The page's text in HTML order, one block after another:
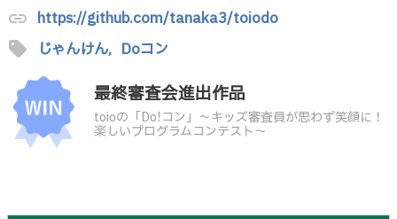
link https://github.com/tanaka3/toiodo
sell
じゃんけん, Doコン
最終審査会進出作品
toioの「Do!コン」～キッズ審査員が思わず笑顔に！
楽しいプログラムコンテスト～